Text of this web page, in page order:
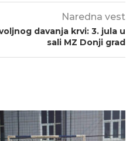
Naredna vest
davanja krvi: 3. jula u
sali MZ Donji grad